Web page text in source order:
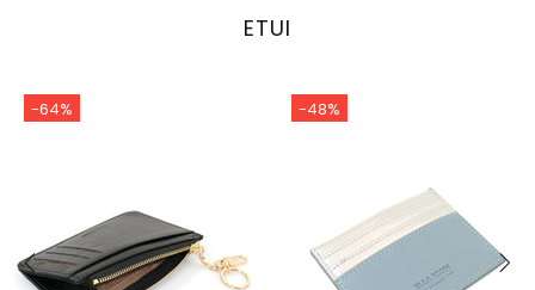
ETUI
-64% -48%